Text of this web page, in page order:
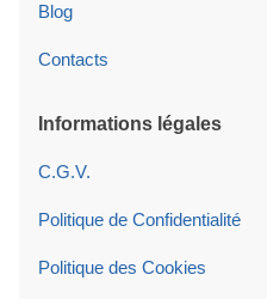
Blog
Contacts
Informations légales
C.G.V.
Politique de Confidentialité
Politique des Cookies